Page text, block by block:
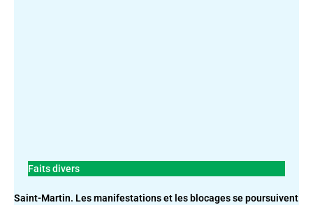
Faits divers
Saint-Martin. Les manifestations et les blocages se poursuivent